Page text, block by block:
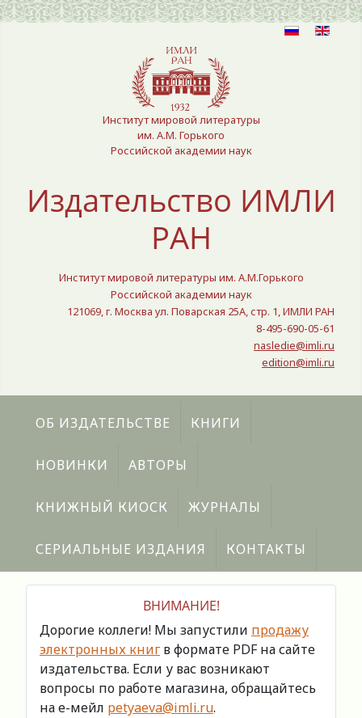
Выберите язык
Институт мировой литературы
им. А.М. Горького
Российской академии наук
Издательство ИМЛИ
РАН
Институт мировой литературы им. А.М.Горького
Российской академии наук
121069, г. Москва ул. Поварская 25A, стр. 1, ИМЛИ РАН
8-495-690-05-61
nasledie@imli.ru
edition@imli.ru
ОБ ИЗДАТЕЛЬСТВЕ КНИГИ
НОВИНКИ АВТОРЫ
КНИЖНЫЙ КИОСК ЖУРНАЛЫ
СЕРИАЛЬНЫЕ ИЗДАНИЯ КОНТАКТЫ
ВНИМАНИЕ!
Дорогие коллеги! Мы запустили продажу
электронных книг в формате PDF на сайте
издательства. Если у вас возникают
вопросы по работе магазина, обращайтесь
на е-мейл petyaeva@imli.ru.